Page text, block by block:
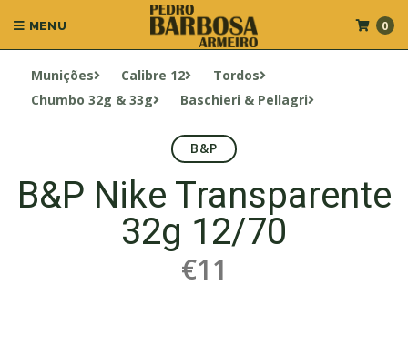
MENU 0
Munições Calibre 12
Tordos
Chumbo 32g & 33g
Baschieri & Pellagri
B&P
B&P Nike Transparente
32g 12/70
€11